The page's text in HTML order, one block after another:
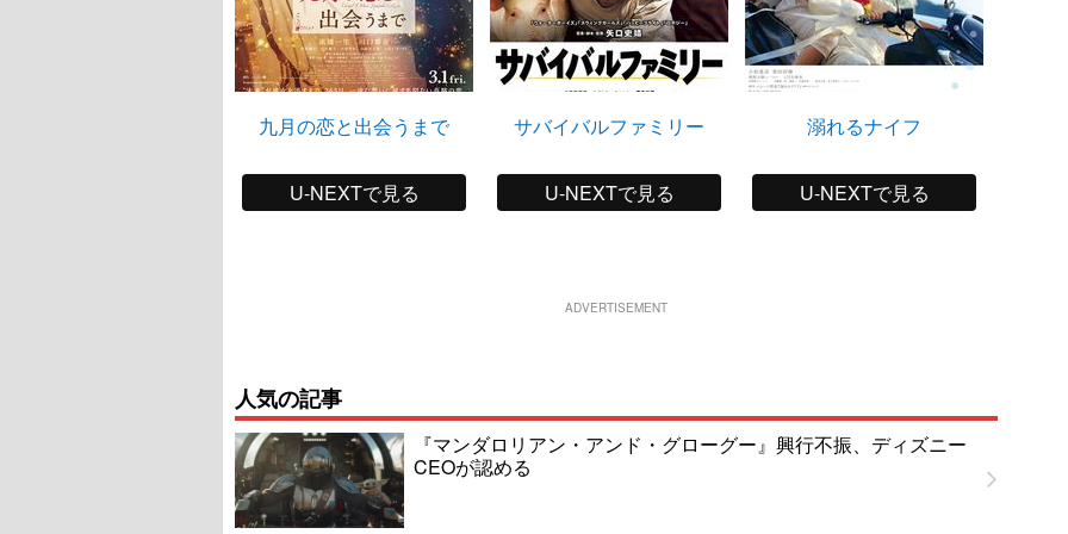
九月の恋と出会うまで
U-NEXTで見る
サバイバルファミリー
U-NEXTで見る
溺れるナイフ
U-NEXTで見る
ADVERTISEMENT
人気の記事
『マンダロリアン・アンド・グローグー』興行不振、ディズニー
CEOが認める